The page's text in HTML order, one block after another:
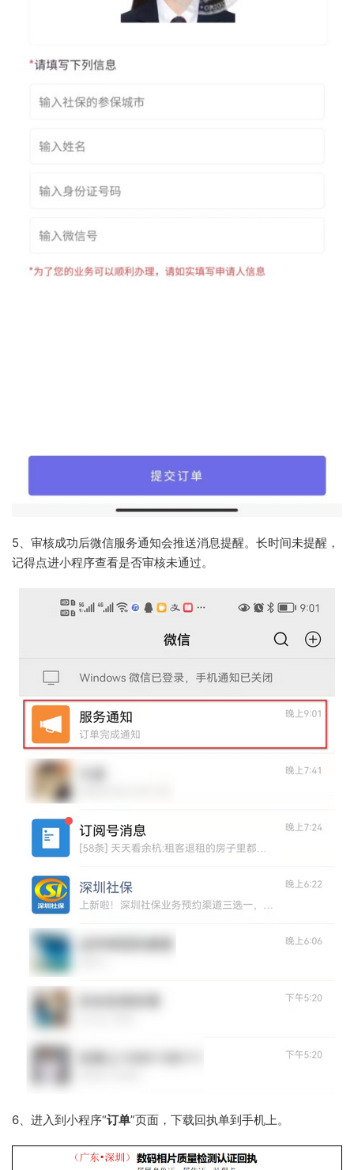
5、审核成功后微信服务通知会推送消息提醒。长时间未提醒，
记得点进小程序查看是否审核未通过。
6、进入到小程序“订单”页面，下载回执单到手机上。